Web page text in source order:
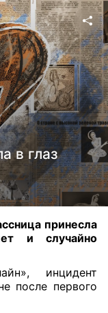
в глаз
принесла
и случайно
инцидент
после первого